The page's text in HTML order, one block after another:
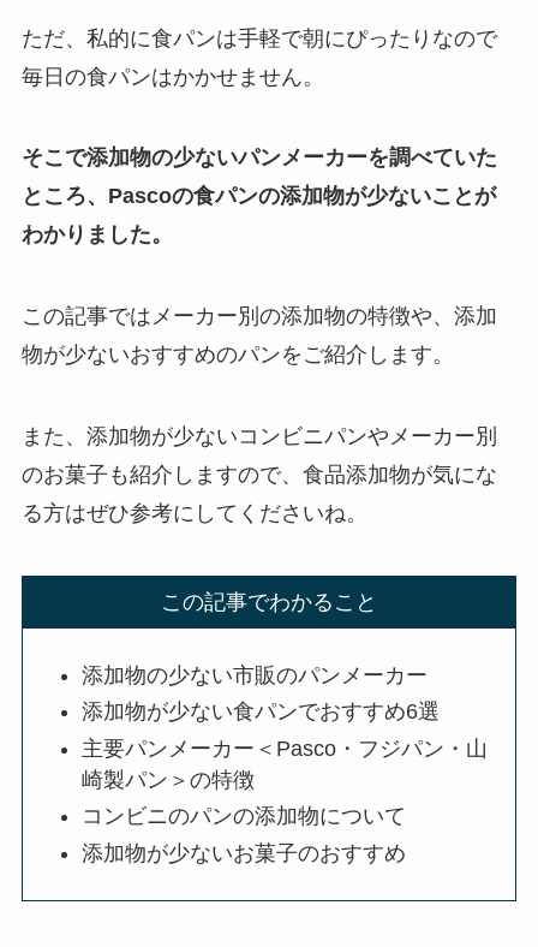
ただ、私的に食パンは手軽で朝にぴったりなので
毎日の食パンはかかせません。
そこで添加物の少ないパンメーカーを調べていた
ところ、Pascoの食パンの添加物が少ないことが
わかりました。
この記事ではメーカー別の添加物の特徴や、添加
物が少ないおすすめのパンをご紹介します。
また、添加物が少ないコンビニパンやメーカー別
のお菓子も紹介しますので、食品添加物が気にな
る方はぜひ参考にしてくださいね。
この記事でわかること
添加物の少ない市販のパンメーカー
添加物が少ない食パンでおすすめ6選
主要パンメーカー＜Pasco・フジパン・山
崎製パン＞の特徴
コンビニのパンの添加物について
添加物が少ないお菓子のおすすめ